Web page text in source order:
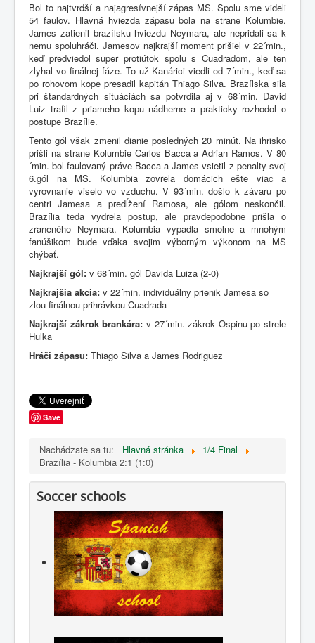
Bol to najtvrdší a najagresívnejší zápas MS. Spolu sme videli
54 faulov. Hlavná hviezda zápasu bola na strane Kolumbie.
James zatienil brazílsku hviezdu Neymara, ale nepridali sa k
nemu spoluhráči. Jamesov najkrajší moment prišiel v 22´min.,
keď predviedol super protiútok spolu s Cuadradom, ale ten
zlyhal vo finálnej fáze. To už Kanárici viedli od 7´min., keď sa
po rohovom kope presadil kapitán Thiago Silva. Brazílska sila
pri štandardných situáciách sa potvrdila aj v 68´min. David
Luiz trafil z priameho kopu nádherne a prakticky rozhodol o
postupe Brazílie.
Tento gól však zmenil dianie posledných 20 minút. Na ihrisko
prišli na strane Kolumbie Carlos Bacca a Adrian Ramos. V 80
´min. bol faulovaný práve Bacca a James vsietil z penalty svoj
6.gól na MS. Kolumbia zovrela domácich ešte viac a
vyrovnanie viselo vo vzduchu. V 93´min. došlo k závaru po
centri Jamesa a predĺžení Ramosa, ale gólom neskončil.
Brazília teda vydrela postup, ale pravdepodobne prišla o
zraneného Neymara. Kolumbia vypadla smolne a mnohým
fanúšikom bude vďaka svojim výborným výkonom na MS
chýbať.
Najkrajší gól: v 68´min. gól Davida Luiza (2-0)
Najkrajšia akcia: v 22´min. individuálny prienik Jamesa so
zlou finálnou prihrávkou Cuadrada
Najkrajší zákrok brankára: v 27´min. zákrok Ospinu po strele
Hulka
Hráči zápasu: Thiago Silva a James Rodriguez
Save
Nachádzate sa tu: Hlavná stránka
1/4 Final
Brazília - Kolumbia 2:1 (1:0)
Soccer schools